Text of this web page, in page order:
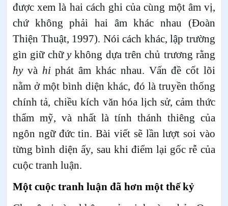
được xem là hai cách ghi của cùng một âm vị,
chứ không phải hai âm khác nhau (Đoàn
Thiện Thuật, 1997). Nói cách khác, lập trường
gìn giữ chữ ykhông dựa trên chủ trương rằng
hyvà hiphát âm khác nhau. Vấn đề cốt lõi
nằm ở một bình diện khác, đó là truyền thống
chính tả, chiều kích văn hóa lịch sử, cảm thức
thẩm mỹ, và nhất là tính thánh thiêng của
ngôn ngữ đức tin. Bài viết sẽ lần lượt soi vào
từng bình diện ấy, sau khi điểm lại gốc rễ của
cuộc tranh luận.
Một cuộc tranh luận đã hơn một thế kỷ